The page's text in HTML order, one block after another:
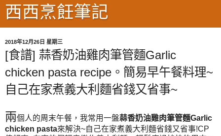
西西烹飪筆記
2018年12月26日 星期三
[食譜] 蒜香奶油雞肉筆管麵Garlic
chicken pasta recipe。簡易早午餐料理~
自己在家煮義大利麵省錢又省事~
兩個人的周末午餐，我常用一盤蒜香奶油雞肉筆管麵Garlic
chicken pasta來解決~自己在家煮義大利麵省錢又省事!CP